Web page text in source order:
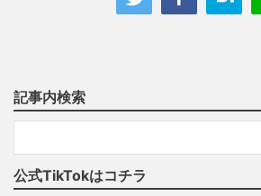
記事内検索
公式TikTokはコチラ